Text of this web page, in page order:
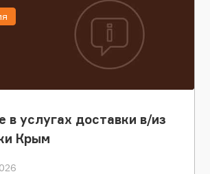
в услугах доставки в/из
Крым